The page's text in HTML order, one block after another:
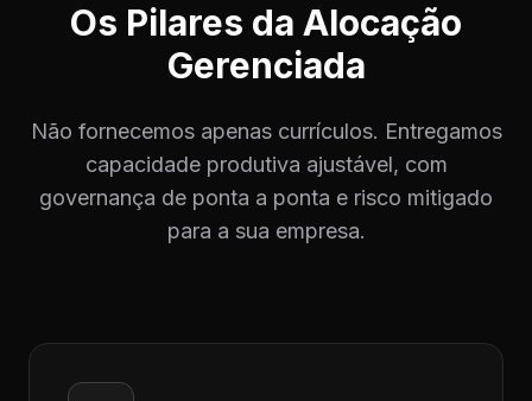
Os Pilares da Alocação
Gerenciada
Não fornecemos apenas currículos. Entregamos
capacidade produtiva ajustável, com
governança de ponta a ponta e risco mitigado
para a sua empresa.